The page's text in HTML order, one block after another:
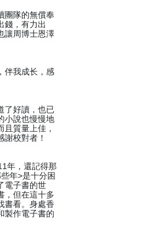
團隊的無償奉
錢，有力出
讓周博士恩澤
伴我成长，感
了好讀，也已
小說也慢慢地
質量上佳，
校對者！
年，還記得那
年>是十分困
電子書的世
，但在這十多
書看。身處香
製作電子書的